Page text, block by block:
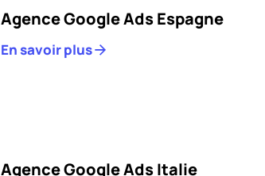
Agence Google Ads Espagne
En savoir plus
Agence Google Ads Italie